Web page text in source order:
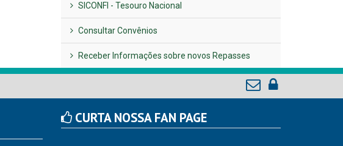
SICONFI - Tesouro Nacional
Consultar Convênios
Receber Informações sobre novos Repasses
CURTA NOSSA FAN PAGE